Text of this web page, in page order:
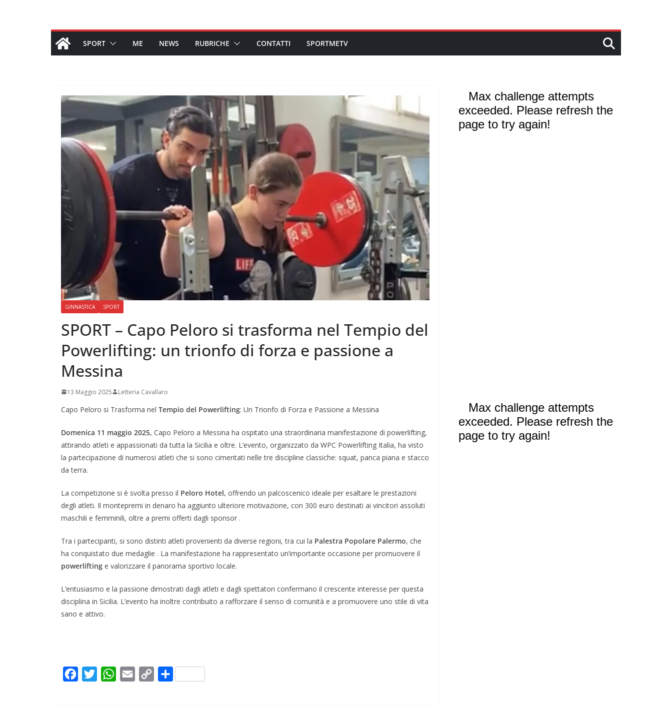
SPORT ME NEWS RUBRICHE CONTATTI SPORTMETV
GINNASTICA SPORT
SPORT – Capo Peloro si trasforma nel Tempio del
Powerlifting: un trionfo di forza e passione a
Messina
13 Maggio 2025 Letteria Cavallaro
Capo Peloro si Trasforma nel Tempio del Powerlifting: Un Trionfo di Forza e Passione a Messina
Domenica 11 maggio 2025, Capo Peloro a Messina ha ospitato una straordinaria manifestazione di powerlifting,
attirando atleti e appassionati da tutta la Sicilia e oltre. L’evento, organizzato da WPC Powerlifting Italia, ha visto
la partecipazione di numerosi atleti che si sono cimentati nelle tre discipline classiche: squat, panca piana e stacco
da terra.
La competizione si è svolta presso il Peloro Hotel, offrendo un palcoscenico ideale per esaltare le prestazioni
degli atleti. Il montepremi in denaro ha aggiunto ulteriore motivazione, con 300 euro destinati ai vincitori assoluti
maschili e femminili, oltre a premi offerti dagli sponsor .
Tra i partecipanti, si sono distinti atleti provenienti da diverse regioni, tra cui la Palestra Popolare Palermo, che
ha conquistato due medaglie . La manifestazione ha rappresentato un’importante occasione per promuovere il
powerlifting e valorizzare il panorama sportivo locale.
L’entusiasmo e la passione dimostrati dagli atleti e dagli spettatori confermano il crescente interesse per questa
disciplina in Sicilia. L’evento ha inoltre contribuito a rafforzare il senso di comunità e a promuovere uno stile di vita
sano e attivo.
W
C